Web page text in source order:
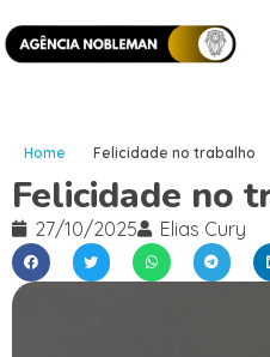
Home Felicidade no trabalho
Felicidade no
27/10/2025 Elias Cury